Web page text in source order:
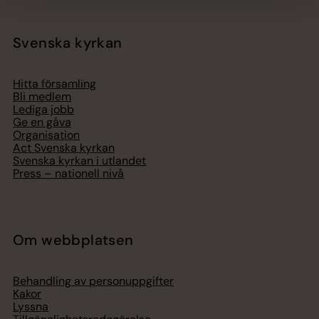
Svenska kyrkan
Hitta församling
Bli medlem
Lediga jobb
Ge en gåva
Organisation
Act Svenska kyrkan
Svenska kyrkan i utlandet
Press – nationell nivå
Om webbplatsen
Behandling av personuppgifter
Kakor
Lyssna